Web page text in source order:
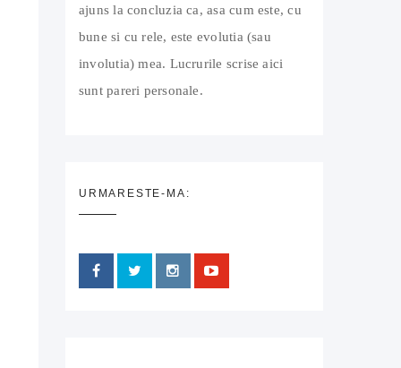
ajuns la concluzia ca, asa cum este, cu
bune si cu rele, este evolutia (sau
involutia) mea. Lucrurile scrise aici
sunt pareri personale.
URMARESTE-MA: